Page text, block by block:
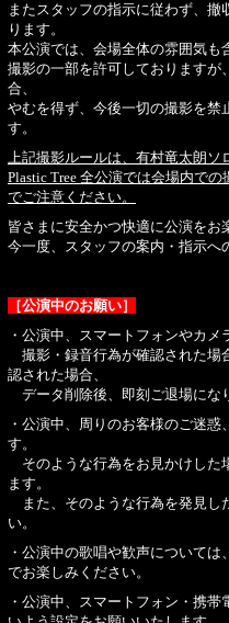
またスタッフの指示に従わず、
ります。
本公演では、会場全体の雰囲気も
撮影の一部を許可しておりますが
合、
やむを得ず、今後一切の撮影を禁
す。
上記撮影ルールは、有村竜太朗ソ
Plastic Tree 全公演では会場内で
でご注意ください。
皆さまに安全かつ快適に公演をお
今一度、スタッフの案内・指示へ
［公演中のお願い］
・公演中、スマートフォンやカメ
撮影・録音行為が確認された場
認された場合、
データ削除後、即刻ご退場にな
・公演中、周りのお客様のご迷
す。
そのような行為をお見かけした
ます。
また、そのような行為を発見し
い。
・公演中の歌唱や歓声について
でお楽しみください。
・公演中、スマートフォン・携